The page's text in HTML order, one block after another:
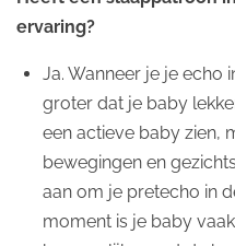
ervaring?
Ja. Wanneer je je echo
groter dat je baby
een actieve baby zien,
bewegingen en
aan om je pretecho in
moment is je baby